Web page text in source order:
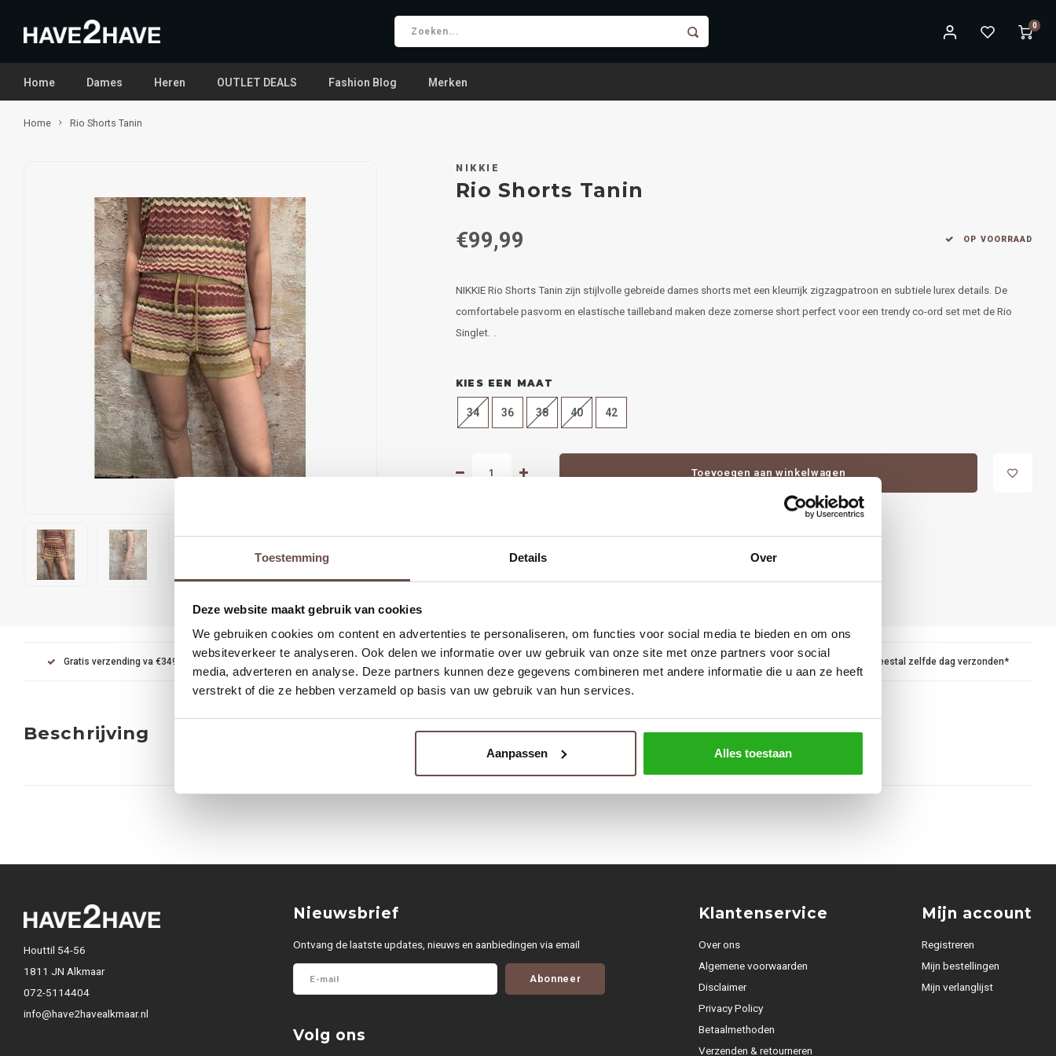
Toestemming Details Over
Deze website maakt gebruik van cookies
We gebruiken cookies om content en advertenties te personaliseren, om functies voor social media te bieden en om ons
websiteverkeer te analyseren. Ook delen we informatie over uw gebruik van onze site met onze partners voor social
media, adverteren en analyse. Deze partners kunnen deze gegevens combineren met andere informatie die u aan ze heeft
verstrekt of die ze hebben verzameld op basis van uw gebruik van hun services.
Aanpassen Alles toestaan
0
Home Dames Heren OUTLET DEALS Fashion Blog Merken
Home Rio Shorts Tanin
NIKKIE
Rio Shorts Tanin
€99,99 OP VOORRAAD
NIKKIE Rio Shorts Tanin zijn stijlvolle gebreide dames shorts met een kleurrijk zigzagpatroon en subtiele lurex details. De
comfortabele pasvorm en elastische tailleband maken deze zomerse short perfect voor een trendy co-ord set met de Rio
Singlet. .
KIES EEN MAAT
34 36 38 40 42
Toevoegen aan winkelwagen
Gratis verzending va €349 Achteraf betalen met Klarna Groot deel van de collectie hebben we ook in de winkel in Alkmaar Voor 15.00 besteld, meestal zelfde dag verzonden*
Beschrijving
Houttil 54-56
1811 JN Alkmaar
072-5114404
info@have2havealkmaar.nl
Nieuwsbrief
Ontvang de laatste updates, nieuws en aanbiedingen via email
Abonneer
Volg ons
Klantenservice
Over ons
Algemene voorwaarden
Disclaimer
Privacy Policy
Betaalmethoden
Verzenden & retourneren
Mijn account
Registreren
Mijn bestellingen
Mijn verlanglijst